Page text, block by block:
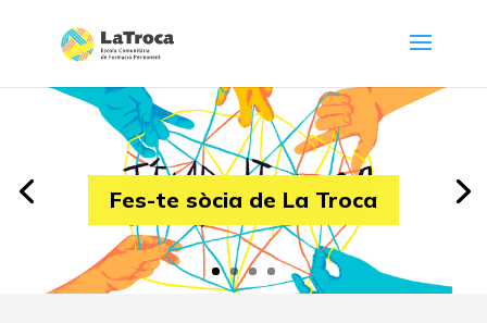
Fes-te sòcia de La Troca